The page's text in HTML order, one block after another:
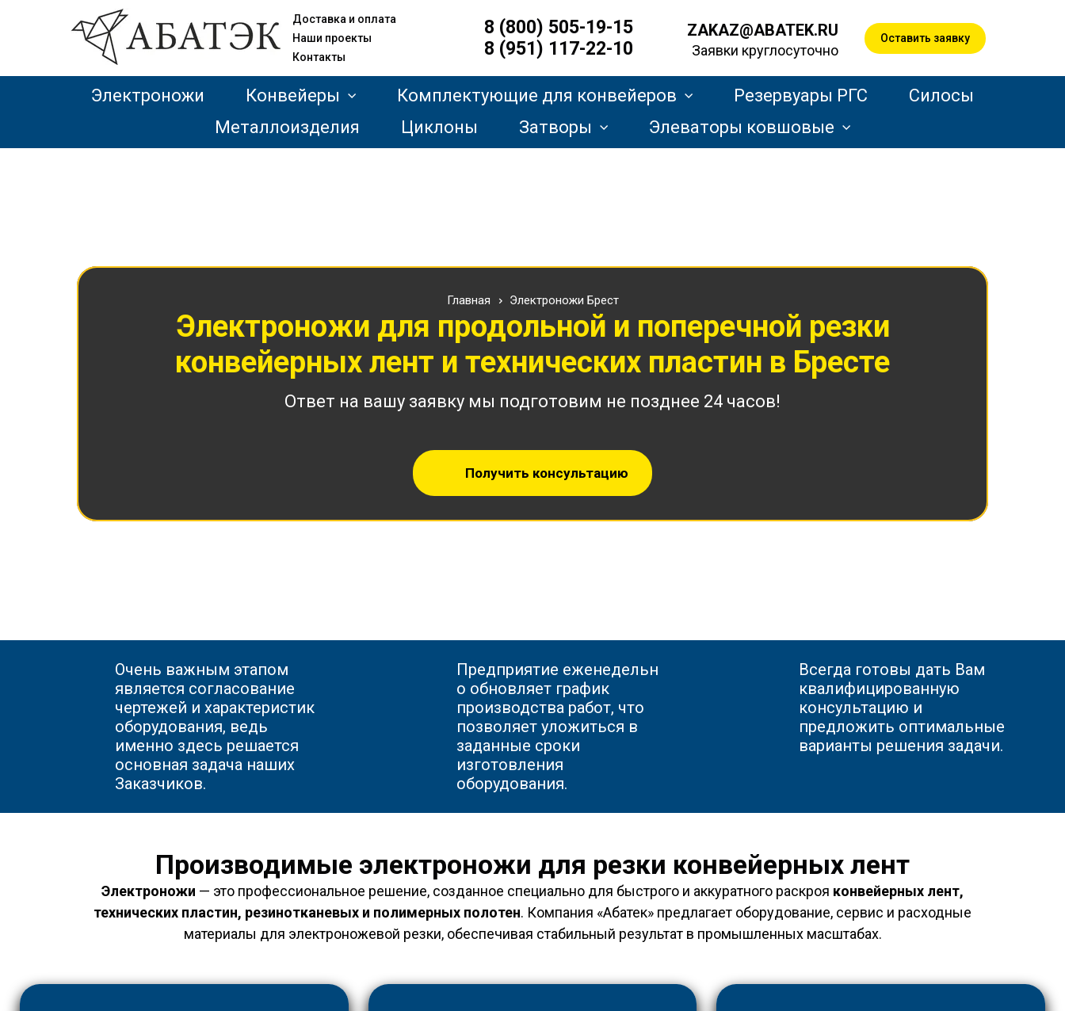
Доставка и оплата
Наши проекты
Контакты
8 (800) 505-19-15
8 (951) 117-22-10
ZAKAZ@ABATEK.RU
Заявки круглосуточно
Оставить заявку
Электроножи Конвейеры Комплектующие для конвейеров Резервуары РГС
Силосы
Металлоизделия
Циклоны Затворы Элеваторы ковшовые
Главная Электроножи Брест
Электроножи для продольной и поперечной резки
конвейерных лент и технических пластин в Бресте
Ответ на вашу заявку мы подготовим не позднее 24 часов!
Получить консультацию
Очень важным этапом
является согласование
чертежей и характеристик
оборудования, ведь
именно здесь решается
основная задача наших
Заказчиков.
Предприятие еженедельн
о обновляет график
производства работ, что
позволяет уложиться в
заданные сроки
изготовления
оборудования.
Всегда готовы дать Вам
квалифицированную
консультацию и
предложить оптимальные
варианты решения задачи.
Производимые электроножи для резки конвейерных лент
Электроножи — это профессиональное решение, созданное специально для быстрого и аккуратного раскроя конвейерных лент,
технических пластин, резинотканевых и полимерных полотен. Компания «Абатек» предлагает оборудование, сервис и расходные
материалы для электроножевой резки, обеспечивая стабильный результат в промышленных масштабах.